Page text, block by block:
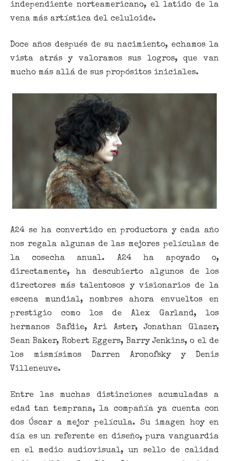
independiente norteamericano, el latido de la
vena más artística del celuloide.
Doce años después de su nacimiento, echamos la
vista atrás y valoramos sus logros, que van
mucho más allá de sus propósitos iniciales.
A24 se ha convertido en productora y cada año
nos regala algunas de las mejores películas de
la cosecha anual. A24 ha apoyado o,
directamente, ha descubierto algunos de los
directores más talentosos y visionarios de la
escena mundial, nombres ahora envueltos en
prestigio como los de Alex Garland, los
hermanos Safdie, Ari Aster, Jonathan Glazer,
Sean Baker, Robert Eggers, Barry Jenkins, o el de
los mismísimos Darren Aronofsky y Denis
Villeneuve.
Entre las muchas distinciones acumuladas a
edad tan temprana, la compañía ya cuenta con
dos Óscar a mejor película. Su imagen hoy en
día es un referente en diseño, pura vanguardia
en el medio audiovisual, un sello de calidad